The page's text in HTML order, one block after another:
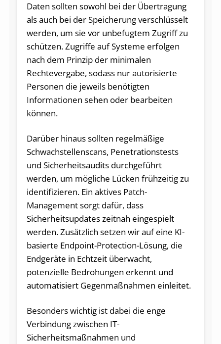
Daten sollten sowohl bei der Übertragung
als auch bei der Speicherung verschlüsselt
werden, um sie vor unbefugtem Zugriff zu
schützen. Zugriffe auf Systeme erfolgen
nach dem Prinzip der minimalen
Rechtevergabe, sodass nur autorisierte
Personen die jeweils benötigten
Informationen sehen oder bearbeiten
können.
Darüber hinaus sollten regelmäßige
Schwachstellenscans, Penetrationstests
und Sicherheitsaudits durchgeführt
werden, um mögliche Lücken frühzeitig zu
identifizieren. Ein aktives Patch-
Management sorgt dafür, dass
Sicherheitsupdates zeitnah eingespielt
werden. Zusätzlich setzen wir auf eine KI-
basierte Endpoint-Protection-Lösung, die
Endgeräte in Echtzeit überwacht,
potenzielle Bedrohungen erkennt und
automatisiert Gegenmaßnahmen einleitet.
Besonders wichtig ist dabei die enge
Verbindung zwischen IT-
Sicherheitsmaßnahmen und